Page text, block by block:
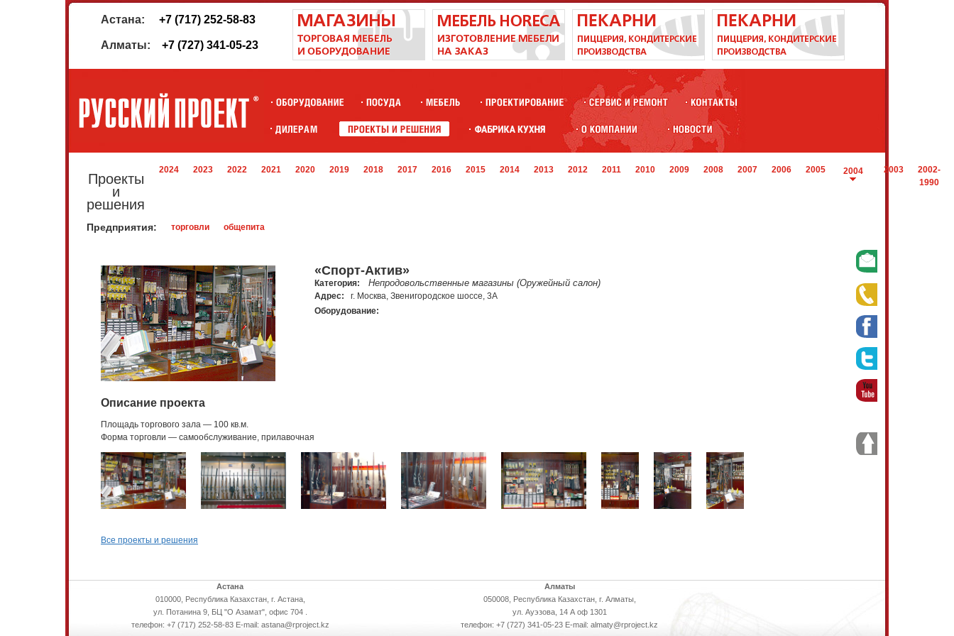
Астана: +7 (717) 252-58-83
Алматы: +7 (727) 341-05-23
Проекты
и
решения
2024 2023 2022 2021 2020 2019 2018 2017 2016 2015 2014 2013 2012 2011 2010 2009 2008 2007 2006 2005 2004 2003
2002-
1990
Предприятия: торговли общепита
«Спорт-Актив»
Категория: Непродовольственные магазины (Оружейный салон)
Адрес:
г. Москва, Звенигородское шоссе, 3А
Оборудование:
Описание проекта
Площадь торгового зала — 100 кв.м.
Форма торговли — самообслуживание, прилавочная
Все проекты и решения
Астана
010000, Республика Казахстан, г. Астана,
ул. Потанина 9, БЦ "О Азамат", офис 704 .
телефон: +7 (717) 252-58-83 E-mail: astana@rproject.kz
Алматы
050008, Республика Казахстан, г. Алматы,
ул. Ауэзова, 14 А оф 1301
телефон: +7 (727) 341-05-23 E-mail: almaty@rproject.kz